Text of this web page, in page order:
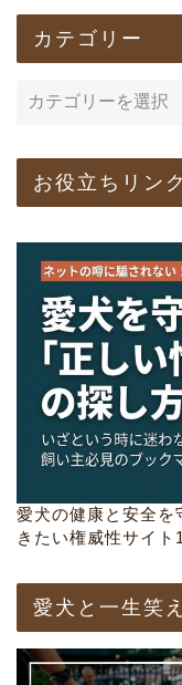
カテゴリー
お役立ちリン
愛犬の健康と安全を
きたい権威性サイト
愛犬と一生笑